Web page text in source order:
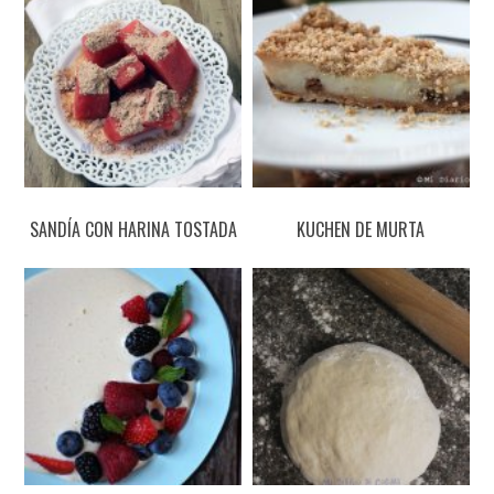
SANDÍA CON HARINA TOSTADA KUCHEN DE MURTA